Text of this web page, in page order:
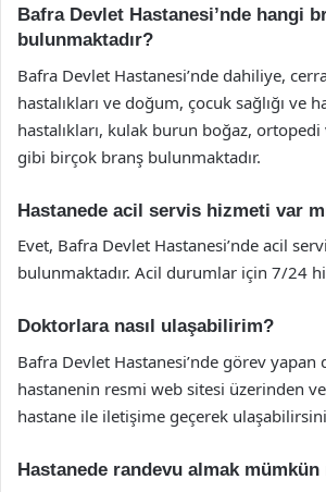
Bafra Devlet Hastanesi’nde hangi
bulunmaktadır?
Bafra Devlet Hastanesi’nde dahiliye,
hastalıkları ve doğum, çocuk sağlığı ve
hastalıkları, kulak burun boğaz,
gibi birçok branş bulunmaktadır.
Hastanede acil servis hizmeti var
Evet, Bafra Devlet Hastanesi’nde acil
bulunmaktadır. Acil durumlar için 7/24
Doktorlara nasıl ulaşabilirim?
Bafra Devlet Hastanesi’nde görev yapan
hastanenin resmi web sitesi üzerinden
hastane ile iletişime geçerek
Hastanede randevu almak mümkün